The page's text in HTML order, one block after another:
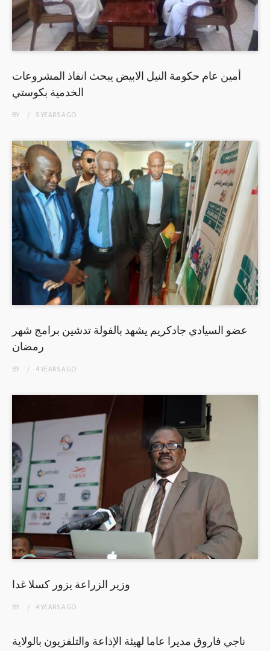
أمين عام حكومة النيل الابيض يبحث انفاذ المشروعات
الخدمية بكوستي
BY 5 YEARSAGO
عضو السيادي جادكريم يشهد بالفولة تدشين برامج شهر
رمضان
BY 4 YEARSAGO
وزير الزراعة يزور كسلا غدا
BY 4 YEARSAGO
ناجي فاروق مديرا عاما لهيئة الإذاعة والتلفزيون بالولاية